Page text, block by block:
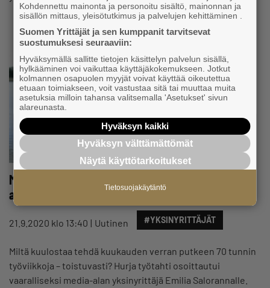
Media-alan yrittäjä selvisi aivoinfarktista – ”Koko
ajan yritän tasapainoilla, mikä on sopivasti työtä”
21.9.2020 klo 13:40 Uutinen #YKSINYRITTÄJÄT
Miltä kuulostaa tehdä kuukauden verran putkeen 70 tunnin
työviikkoja – toistuvasti? Hurja työtahti osoittautui
vaaralliseksi media-alan yksinyrittäjä Emilia Salorannalle.
Kohdennettu mainonta ja personoitu sisältö, mainonnan ja
sisällön mittaus, yleisötutkimus ja palvelujen kehittäminen .
Suomen Yrittäjät ja sen kumppanit tarvitsevat
suostumuksesi seuraaviin:
Hyväksymällä sallitte tietojen käsittelyn palvelun sisällä,
hylkääminen voi vaikuttaa käyttäjäkokemukseen. Jotkut
kolmannen osapuolen myyjät voivat käyttää oikeutettua
etuaan toimiakseen, voit vastustaa sitä tai muuttaa muita
asetuksia milloin tahansa valitsemalla 'Asetukset' sivun
alareunasta.
Hyväksyn kaikki
Hyväksyn välttämättömät
Näytä käyttötarkoitukset
Tietosuojakäytäntö